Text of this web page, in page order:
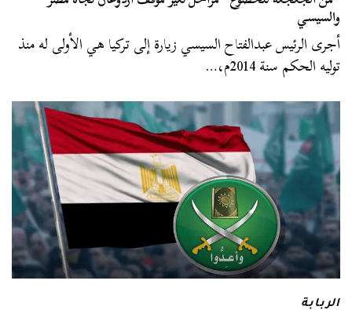
والسيسي
أجرى الرئيس عبدالفتاح السيسي زيارة إلى تركيا هي الأولى له منذ
توليه الحكم سنة 2014م،…
الربابة